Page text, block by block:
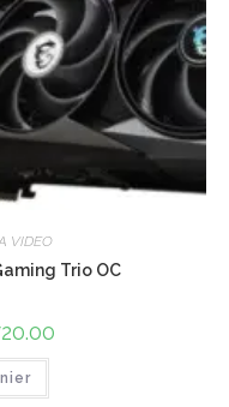
VIDEO
Trio OC
Le